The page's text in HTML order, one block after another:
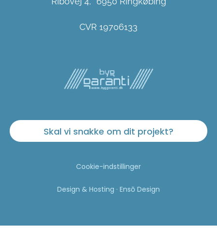
CVR 19706133
Skal vi snakke om dit projekt?
Cookie-indstillinger
Design & Hosting · Ensō Design